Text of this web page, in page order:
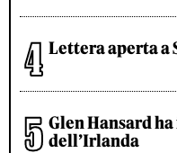
Lettera aperta a
Glen Hansard
dell’Irlanda